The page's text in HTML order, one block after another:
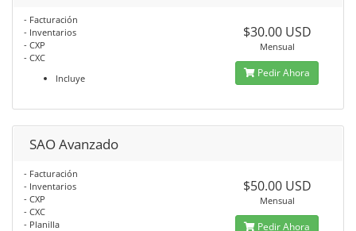
- Facturación
- Inventarios
- CXP
- CXC
Incluye
$30.00 USD
Mensual
Pedir Ahora
SAO Avanzado
- Facturación
- Inventarios
- CXP
- CXC
- Planilla
$50.00 USD
Mensual
Pedir Ahora